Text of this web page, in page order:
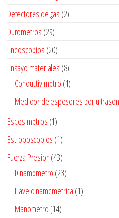
Detectores de gas (2)
Durometros (29)
Endoscopios (20)
Ensayo materiales (8)
Conductivimetro (1)
Medidor de espesores por
Espesimetros (1)
Estroboscopios (1)
Fuerza Presion (43)
Dinamometro (23)
Llave dinamometrica (1)
Manometro (14)